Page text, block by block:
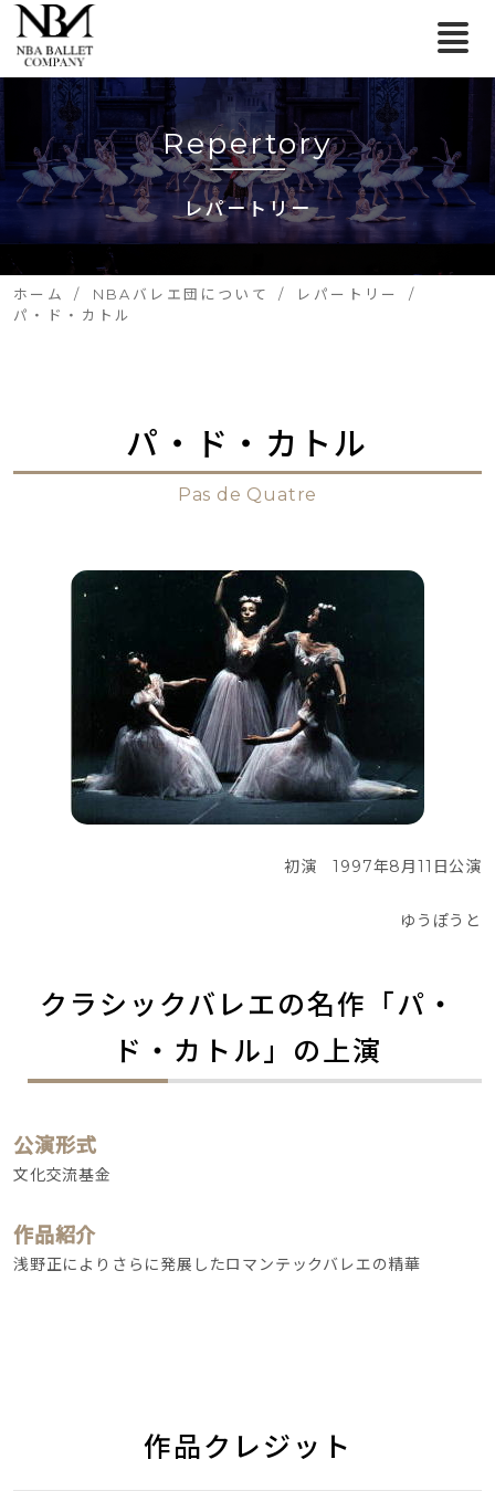
Repertory
レパートリー
ホーム NBAバレエ団について
レパートリー
パ・ド・カトル
パ・ド・カトル
Pas de Quatre
初演　1997年8月11日公演
ゆうぽうと
クラシックバレエの名作「パ・
ド・カトル」の上演
公演形式
文化交流基金
作品紹介
浅野正によりさらに発展したロマンテックバレエの精華
作品クレジット